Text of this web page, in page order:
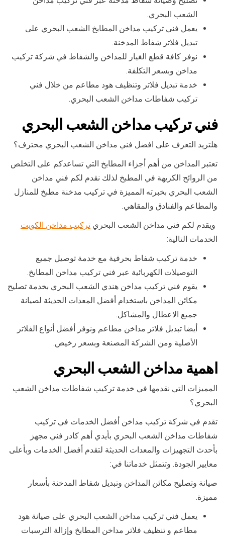
الشعب البحري.
يعمل فني تركيب مداخن المطابخ الشعب البحري على
تبديل فلاتر شفاط المدخنة.
نوفر كافة قطع الغيار للمداخن والشفاط في شركة تركيب
مداخن وبسعر التكلفة.
خدمة تبديل فلاتر وتنظيف هود مطاعم من خلال فني
تركيب شفاطات مداخن الشعب البحري.
فني تركيب مداخن الشعب البحري
هلتريد التعرف على افضل فني مداخن الشعب البحري محترف؟
تعتبر المداخن من أهم أجزاء المطابخ التي تساعدكم على التخلص
من الروائح الكريهة في المطبخ لذلك نقدم لكم فني مداخن
الشعب البحري بخبرته المميزة في تركيب مدخنة مطبخ للمنازل
والمطاعم والفنادق والمقاهي.
ويقدم لكم فني مداخن الشعب البحري تركيب مداخن الكويت
الخدمات التالية:
خدمة تركيب شفاط بحرفية مع خدمة توصيل جميع
التوصيلات الكهربائية عبر فني تركيب مداخن المطابخ.
يقوم فني تركيب مداخن هندي الشعب البحري بخدمة تصليح
مكائن المداخن باستخدام أفضل المعدات الحديثة لصيانة
جميع الاعطال والمشاكل.
أيضا تبديل فلاتر مداخن مطاعم ونوفر أفضل أنواع الفلاتر
الأصلية ومن الشركة المصنعة وبسعر رخيص.
اهمية مداخن الشعب البحري
المميزات التي نقدمها في خدمة تركيب شفاطات مداخن الشعب
البحري؟
تقدم في شركة تركيب مداخن أفضل الخدمات في تركيب
شفاطات مداخن الشعب البحري بأيدي أهم كادر فني مجهز
بأحدث التجهيزات والمعدات الحديثة لتقدم أفضل الخدمات وبأعلى
معايير الجودة. وتتمثل خدماتنا في:
صيانة وتصليح مكائن المداخن وتبديل شفاط المدخنة بأسعار
مميزة.
يعمل فني تركيب مداخن الشعب البحري على صيانة هود
مطاعم و تنظيف فلاتر مداخن المطابخ وإزالة الترسبات